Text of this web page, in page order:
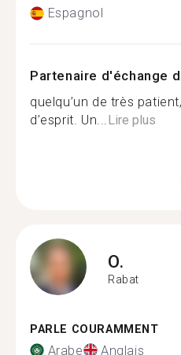
Espagnol
Partenaire d'échange
quelqu’un de très
d’esprit. Un...Lire plus
O.
Rabat
PARLE COURAMMENT
Arabe Anglais